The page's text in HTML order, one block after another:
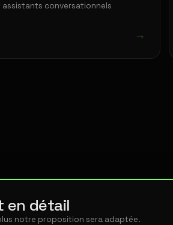
conversationnels
→
en détail
notre proposition sera adaptée.